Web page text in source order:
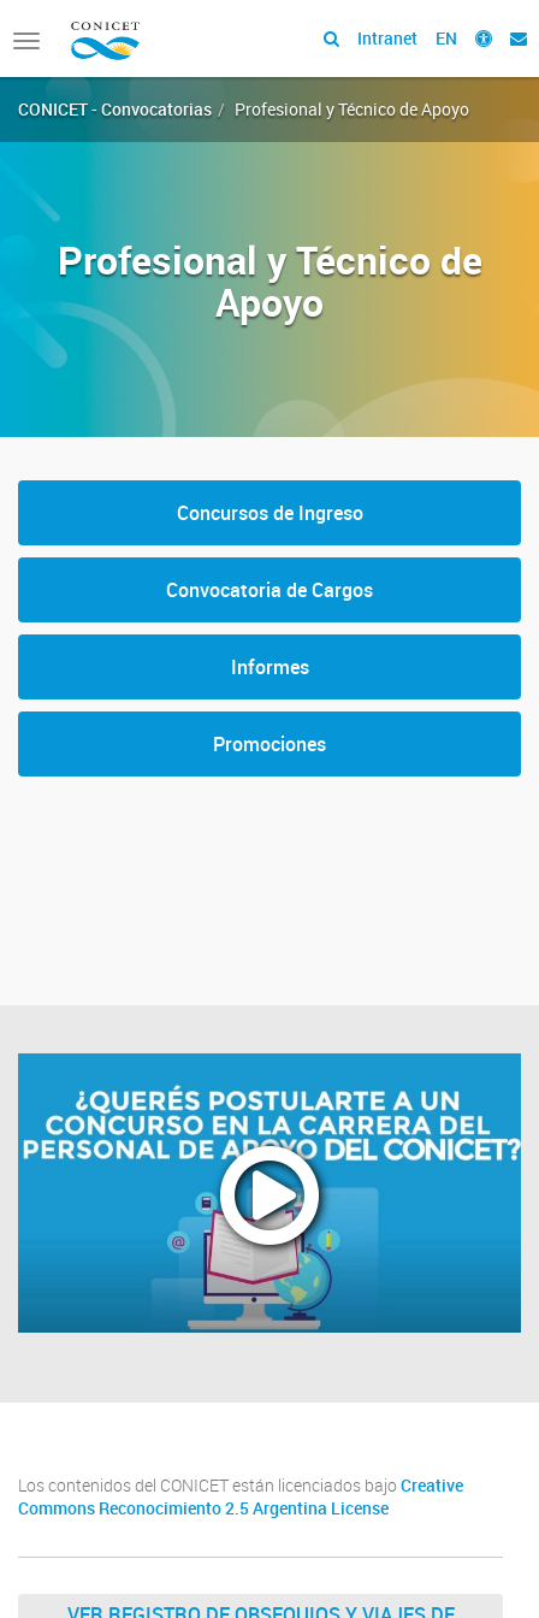
Toggle
navigation
Intranet EN
CONICET - Convocatorias Profesional y Técnico de Apoyo
Profesional y Técnico de
Apoyo
Concursos de Ingreso
Convocatoria de Cargos
Informes
Promociones
Los contenidos del CONICET están licenciados bajo Creative
Commons Reconocimiento 2.5 Argentina License